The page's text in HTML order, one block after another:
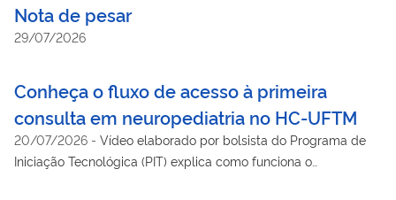
Nota de pesar
29/07/2026
Conheça o fluxo de acesso à primeira
consulta em neuropediatria no HC-UFTM
20/07/2026 - Vídeo elaborado por bolsista do Programa de
Iniciação Tecnológica (PIT) explica como funciona o